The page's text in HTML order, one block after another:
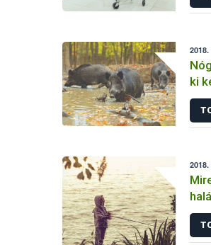
ki